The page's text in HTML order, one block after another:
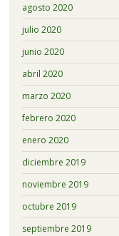
agosto 2020
julio 2020
junio 2020
abril 2020
marzo 2020
febrero 2020
enero 2020
diciembre 2019
noviembre 2019
octubre 2019
septiembre 2019